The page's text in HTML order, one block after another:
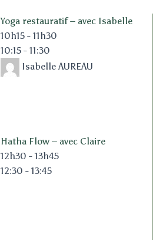
N
Yoga restauratif – avec Isabelle
10h15 - 11h30
10:15 - 11:30
Isabelle AUREAU
Hatha Flow – avec Claire
12h30 - 13h45
12:30 - 13:45